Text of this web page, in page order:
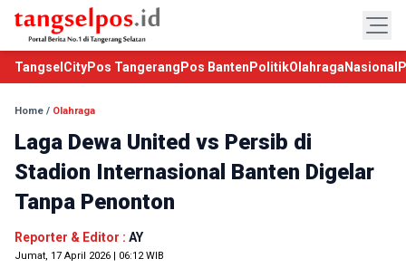
TangselCityPos Tangerang Pos Banten PolitikOlahraga Nasional
Home / Olahraga
Laga Dewa United vs Persib di
Stadion Internasional Banten Digelar
Tanpa Penonton
Reporter & Editor : AY
Jumat, 17 April 2026 | 06:12 WIB